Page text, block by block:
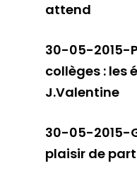
attend
30-05-2015-
collèges : les
J.Valentine
30-05-2015-
plaisir de